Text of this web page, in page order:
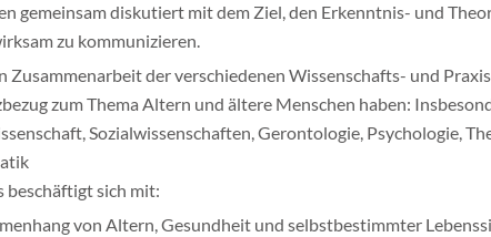
gemeinsam diskutiert mit dem Ziel, den Erkenntnis- und
zu kommunizieren.
Zusammenarbeit der verschiedenen Wissenschafts- und
zum Thema Altern und ältere Menschen haben:
Sozialwissenschaften, Gerontologie, Psychologie,
beschäftigt sich mit:
von Altern, Gesundheit und selbstbestimmter